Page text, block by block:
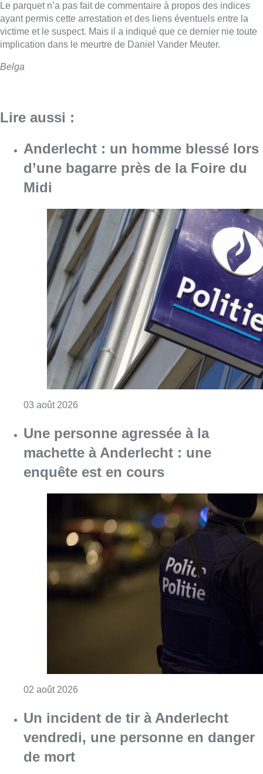
Le parquet n’a pas fait de commentaire à propos des indices
ayant permis cette arrestation et des liens éventuels entre la
victime et le suspect. Mais il a indiqué que ce dernier nie toute
implication dans le meurtre de Daniel Vander Meuter.
Belga
Lire aussi :
Anderlecht : un homme blessé lors
d’une bagarre près de la Foire du
Midi
03 août 2026
Une personne agressée à la
machette à Anderlecht : une
enquête est en cours
02 août 2026
Un incident de tir à Anderlecht
vendredi, une personne en danger
de mort